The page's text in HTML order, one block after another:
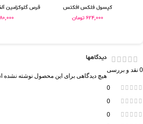
کپسول فلکس افکتس
624,000 تومان
قرص گلوکزامین
0 نقد و بررسی
0
0
0
دیدگاهها
هیچ دیدگاهی برای این محصول نوشته نشده